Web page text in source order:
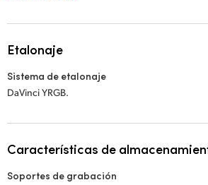
Etalonaje
Sistema de etalonaje
DaVinci YRGB.
Características de
Soportes de grabación